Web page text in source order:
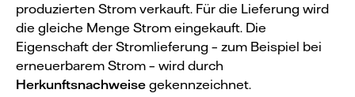
produzierten Strom verkauft. Für die Lieferung wird
die gleiche Menge Strom eingekauft. Die
Eigenschaft der Stromlieferung – zum Beispiel bei
erneuerbarem Strom – wird durch
Herkunftsnachweise gekennzeichnet.